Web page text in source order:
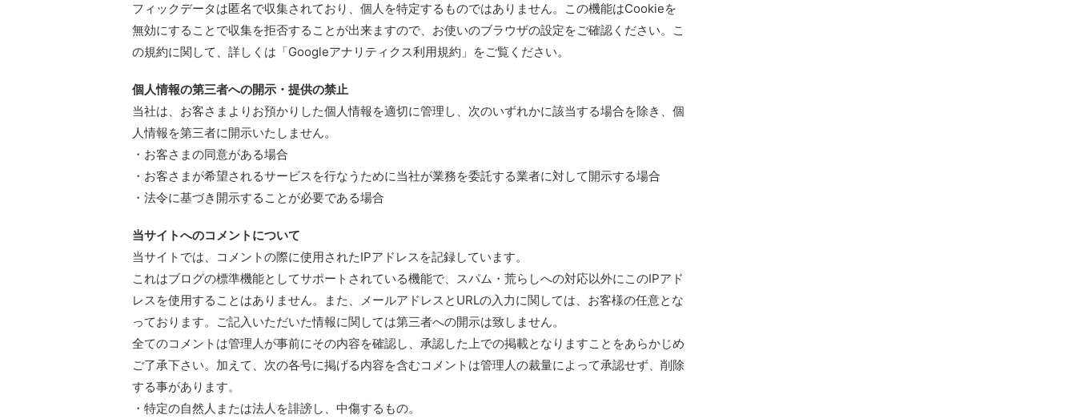
フィックデータは匿名で収集されており、個人を特定するものではありません。この機能はCookieを
無効にすることで収集を拒否することが出来ますので、お使いのブラウザの設定をご確認ください。こ
の規約に関して、詳しくは「Googleアナリティクス利用規約」をご覧ください。
個人情報の第三者への開示・提供の禁止
当社は、お客さまよりお預かりした個人情報を適切に管理し、次のいずれかに該当する場合を除き、個
人情報を第三者に開示いたしません。
・お客さまの同意がある場合
・お客さまが希望されるサービスを行なうために当社が業務を委託する業者に対して開示する場合
・法令に基づき開示することが必要である場合
当サイトへのコメントについて
当サイトでは、コメントの際に使用されたIPアドレスを記録しています。
これはブログの標準機能としてサポートされている機能で、スパム・荒らしへの対応以外にこのIPアド
レスを使用することはありません。また、メールアドレスとURLの入力に関しては、お客様の任意とな
っております。ご記入いただいた情報に関しては第三者への開示は致しません。
全てのコメントは管理人が事前にその内容を確認し、承認した上での掲載となりますことをあらかじめ
ご了承下さい。加えて、次の各号に掲げる内容を含むコメントは管理人の裁量によって承認せず、削除
する事があります。
・特定の自然人または法人を誹謗し、中傷するもの。